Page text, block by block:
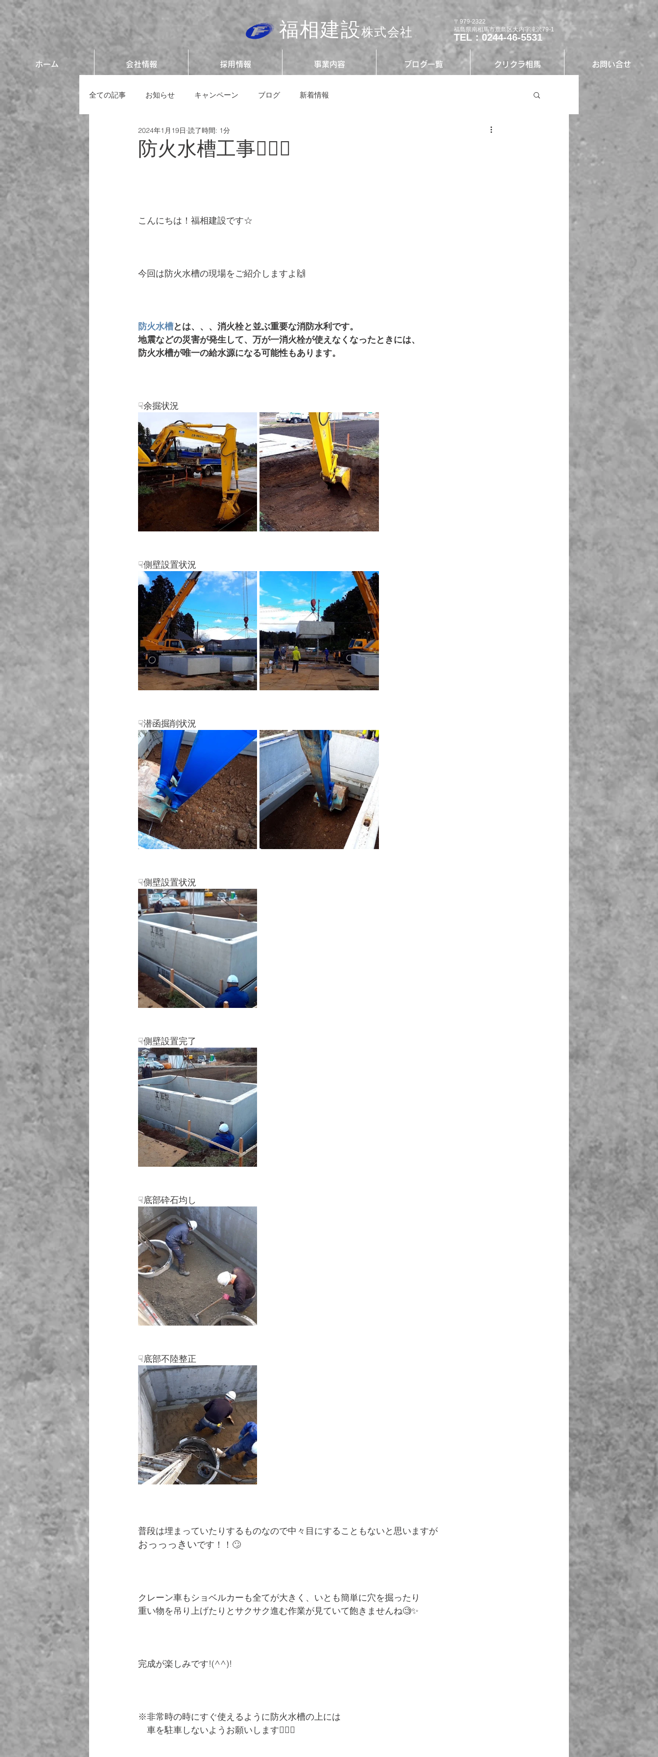
福相建設株式会社
〒979-2322
福島県南相馬市鹿島区大内字滝沢79-1
TEL：0244-46-5531
ホーム 会社情報 採用情報 事業内容 ブログ一覧 クリクラ相馬 お問い合せ
全ての記事 お知らせ キャンペーン ブログ 新着情報
防火水槽工事👷🏻‍♂️
2024年1月19日 読了時間: 1分
こんにちは！福相建設です☆
今回は防火水槽の現場をご紹介しますよ🙌
防火水槽とは、、、消火栓と並ぶ重要な消防水利です。
地震などの災害が発生して、万が一消火栓が使えなくなったときには、
防火水槽が唯一の給水源になる可能性もあります。
☟余掘状況
☟側壁設置状況
☟潜函掘削状況
☟側壁設置状況
☟側壁設置完了
☟底部砕石均し
☟底部不陸整正
普段は埋まっていたりするものなので中々目にすることもないと思いますが
おっっっきいです！！🙄
クレーン車もショベルカーも全てが大きく、いとも簡単に穴を掘ったり
重い物を吊り上げたりとサクサク進む作業が見ていて飽きませんね🧐✨
完成が楽しみです!(^^)!
※非常時の時にすぐ使えるように防火水槽の上には
車を駐車しないようお願いします🙇🏻‍♀️